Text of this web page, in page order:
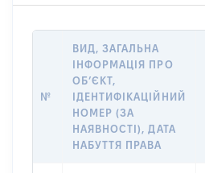
№
ВИД, ЗАГАЛЬНА
ІНФОРМАЦІЯ ПРО
ОБʼЄКТ,
ІДЕНТИФІКАЦІЙНИЙ
НОМЕР (ЗА
НАЯВНОСТІ), ДАТА
НАБУТТЯ ПРАВА